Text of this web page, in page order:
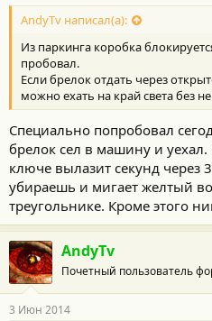
AndyTv написал(а):
Из паркинга коробка
пробовал.
Если брелок отдать через
можно ехать на край света без
Специально попробовал
брелок сел в машину и
ключе вылазит секунд через
убираешь и мигает желтый
треугольнике. Кроме этого
AndyTv
Почетный пользователь
3 Июн 2014